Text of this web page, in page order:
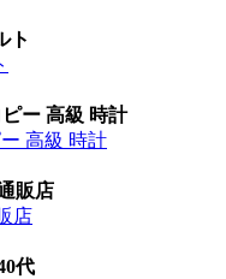
ト
ー 高級 時計
高級 時計
販店
店
代